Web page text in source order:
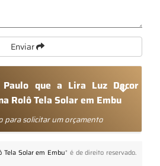
Enviar
Paulo que a Lira Luz Decor
Rolô Tela Solar em Embu
para solicitar um orçamento
Tela Solar em Embu" é de direito reservado.